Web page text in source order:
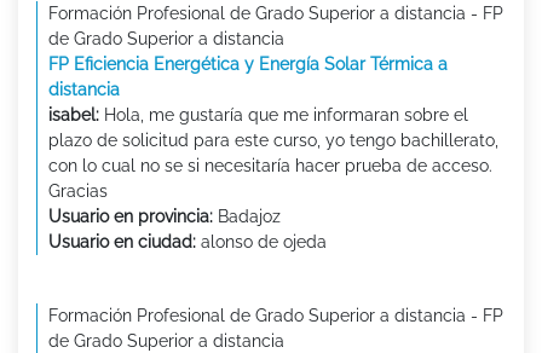
Formación Profesional de Grado Superior a distancia - FP
de Grado Superior a distancia
FP Eficiencia Energética y Energía Solar Térmica a
distancia
isabel: Hola, me gustaría que me informaran sobre el
plazo de solicitud para este curso, yo tengo bachillerato,
con lo cual no se si necesitaría hacer prueba de acceso.
Gracias
Usuario en provincia: Badajoz
Usuario en ciudad: alonso de ojeda
Formación Profesional de Grado Superior a distancia - FP
de Grado Superior a distancia